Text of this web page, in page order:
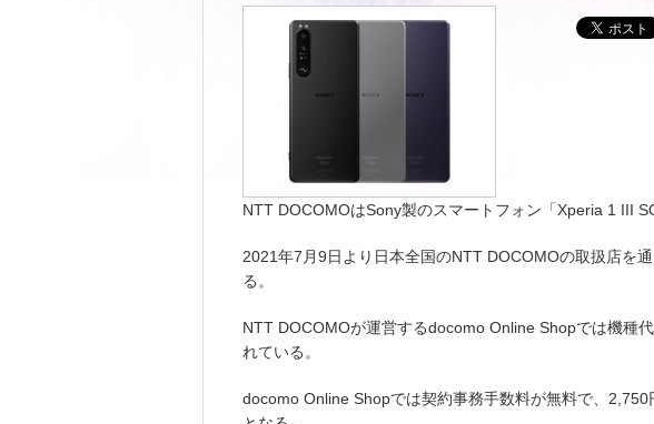
NTT DOCOMOはSony製のスマートフォン「Xperia 1 III
2021年7月9日より日本全国のNTT DOCOMOの取扱店を
る。
NTT DOCOMOが運営するdocomo Online Shopでは機種
れている。
docomo Online Shopでは契約事務手数料が無料で、